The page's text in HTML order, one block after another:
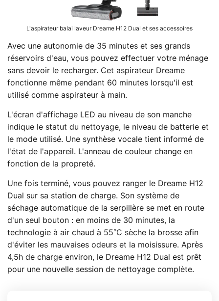
L'aspirateur balai laveur Dreame H12 Dual et ses accessoires
Avec une autonomie de 35 minutes et ses grands
réservoirs d'eau, vous pouvez effectuer votre ménage
sans devoir le recharger. Cet aspirateur Dreame
fonctionne même pendant 60 minutes lorsqu'il est
utilisé comme aspirateur à main.
L'écran d'affichage LED au niveau de son manche
indique le statut du nettoyage, le niveau de batterie et
le mode utilisé. Une synthèse vocale tient informé de
l'état de l'appareil. L'anneau de couleur change en
fonction de la propreté.
Une fois terminé, vous pouvez ranger le Dreame H12
Dual sur sa station de charge. Son système de
séchage automatique de la serpillère se met en route
d'un seul bouton : en moins de 30 minutes, la
technologie à air chaud à 55°C sèche la brosse afin
d'éviter les mauvaises odeurs et la moisissure. Après
4,5h de charge environ, le Dreame H12 Dual est prêt
pour une nouvelle session de nettoyage complète.